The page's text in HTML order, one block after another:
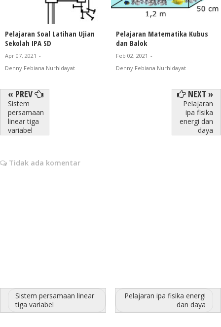
Pelajaran Soal Latihan Ujian
Sekolah IPA SD
Apr 07, 2021 -
Denny Febiana Nurhidayat
Pelajaran Matematika Kubus
dan Balok
Feb 02, 2021 -
Denny Febiana Nurhidayat
« PREV
Sistem
persamaan
linear tiga
variabel
NEXT »
Pelajaran
ipa fisika
energi dan
daya
Tidak ada komentar
Sistem persamaan linear
tiga variabel
Pelajaran ipa fisika energi
dan daya